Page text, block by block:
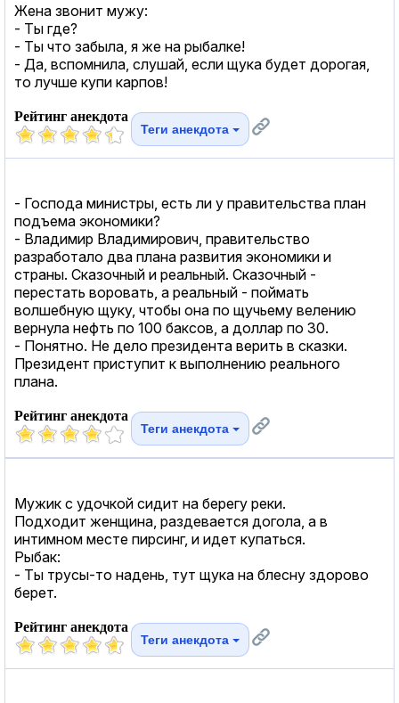
Жена звонит мужу:
- Ты где?
- Ты что забыла, я же на рыбалке!
- Да, вспомнила, слушай, если щука будет дорогая,
то лучше купи карпов!
Рейтинг анекдота
Теги анекдота
- Господа министры, есть ли у правительства план
подъема экономики?
- Владимир Владимирович, правительство
разработало два плана развития экономики и
страны. Сказочный и реальный. Сказочный -
перестать воровать, а реальный - поймать
волшебную щуку, чтобы она по щучьему велению
вернула нефть по 100 баксов, а доллар по 30.
- Понятно. Не дело президента верить в сказки.
Президент приступит к выполнению реального
плана.
Рейтинг анекдота
Теги анекдота
Мужик с удочкой сидит на берегу реки.
Подходит женщина, раздевается догола, а в
интимном месте пирсинг, и идет купаться.
Рыбак:
- Ты трусы-то надень, тут щука на блесну здорово
берет.
Рейтинг анекдота
Теги анекдота